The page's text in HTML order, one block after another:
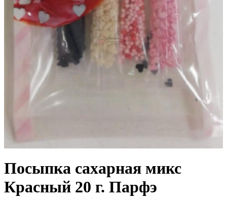
Посыпка сахарная микс
Красный 20 г. Парфэ